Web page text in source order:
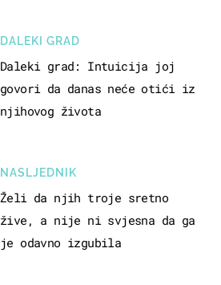
DALEKI GRAD
Daleki grad: Intuicija joj
govori da danas neće otići iz
njihovog života
NASLJEDNIK
Želi da njih troje sretno
žive, a nije ni svjesna da ga
je odavno izgubila